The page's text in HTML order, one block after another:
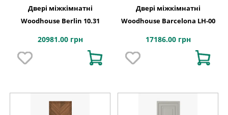
Двері міжкімнатні
Woodhouse Berlin 10.31
20981.00 грн
Двері міжкімнатні
Woodhouse Barcelona LH-00
17186.00 грн